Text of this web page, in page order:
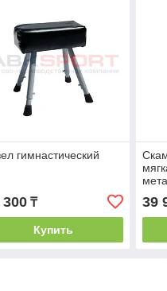
гимнастический
300₸
Купить
39